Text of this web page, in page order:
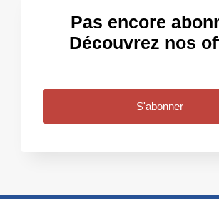
Pas encore
Découvrez nos
S'abonner